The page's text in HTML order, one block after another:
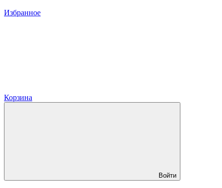
Избранное
Корзина
Войти